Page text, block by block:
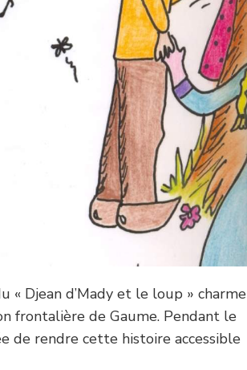
« Djean d’Mady et le loup » charme
frontalière de Gaume. Pendant le
de rendre cette histoire accessible